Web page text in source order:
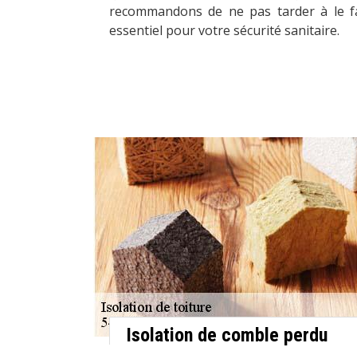
recommandons de ne pas tarder à le
essentiel pour votre sécurité sanitaire.
Isolation de comble perdu